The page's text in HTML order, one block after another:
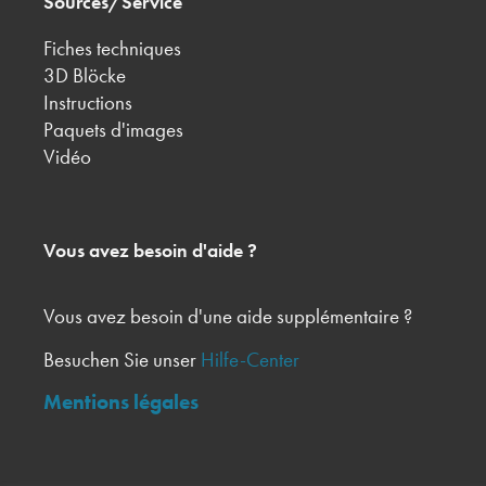
Fiches techniques
3D Blöcke
Instructions
Paquets d'images
Vidéo
Vous avez besoin d'aide ?
Vous avez besoin d'une aide supplémentaire ?
Besuchen Sie unser Hilfe-Center
Mentions légales